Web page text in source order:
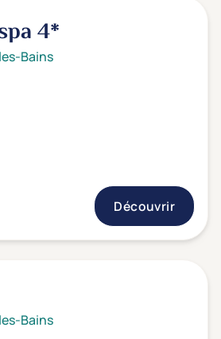
4*
Bains
Découvrir
Bains